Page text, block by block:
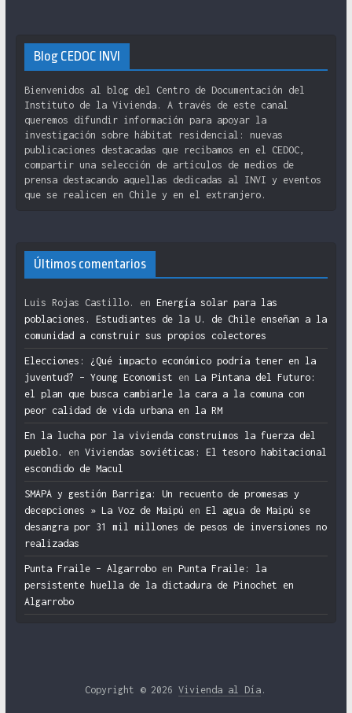
Blog CEDOC INVI
Bienvenidos al blog del Centro de Documentación del
Instituto de la Vivienda. A través de este canal
queremos difundir información para apoyar la
investigación sobre hábitat residencial: nuevas
publicaciones destacadas que recibamos en el CEDOC,
compartir una selección de artículos de medios de
prensa destacando aquellas dedicadas al INVI y eventos
que se realicen en Chile y en el extranjero.
Últimos comentarios
Luis Rojas Castillo. en Energía solar para las
poblaciones. Estudiantes de la U. de Chile enseñan a la
comunidad a construir sus propios colectores
Elecciones: ¿Qué impacto económico podría tener en la
juventud? – Young Economist en La Pintana del Futuro:
el plan que busca cambiarle la cara a la comuna con
peor calidad de vida urbana en la RM
En la lucha por la vivienda construimos la fuerza del
pueblo.
en Viviendas soviéticas: El tesoro habitacional
escondido de Macul
SMAPA y gestión Barriga: Un recuento de promesas y
decepciones » La Voz de Maipú en El agua de Maipú se
desangra por 31 mil millones de pesos de inversiones no
realizadas
Punta Fraile – Algarroboen Punta Fraile: la
persistente huella de la dictadura de Pinochet en
Algarrobo
Copyright © 2026Vivienda al Día .